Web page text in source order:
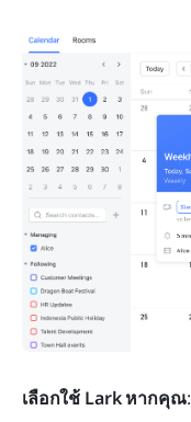
เลือกใช้ Lark หากคุณ: